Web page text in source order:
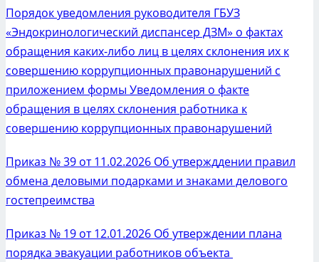
Порядок уведомления руководителя ГБУЗ
«Эндокринологический диспансер ДЗМ» о фактах
обращения каких-либо лиц в целях склонения их к
совершению коррупционных правонарушений с
приложением формы Уведомления о факте
обращения в целях склонения работника к
совершению коррупционных правонарушений
Приказ № 39 от 11.02.2026 Об утвержддении правил
обмена деловыми подарками и знаками делового
гостепреимства
Приказ № 19 от 12.01.2026 Об утверждении плана
порядка эвакуации работников объекта